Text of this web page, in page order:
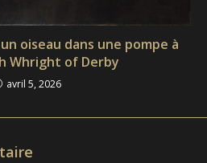
oiseau dans une pompe à
Whright of Derby
avril 5, 2026